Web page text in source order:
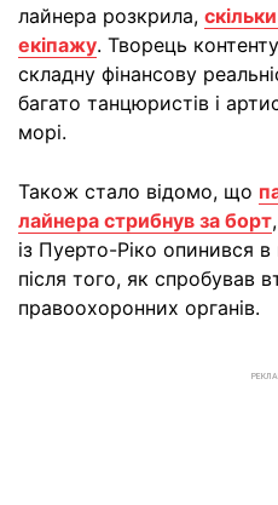
лайнера розкрила,
екіпажу. Творець
складну фінансову
багато танцюристів і
морі.
Також стало відомо, що
лайнера стрибнув за борт
із Пуерто-Ріко опинився
після того, як спробував
правоохоронних органів.